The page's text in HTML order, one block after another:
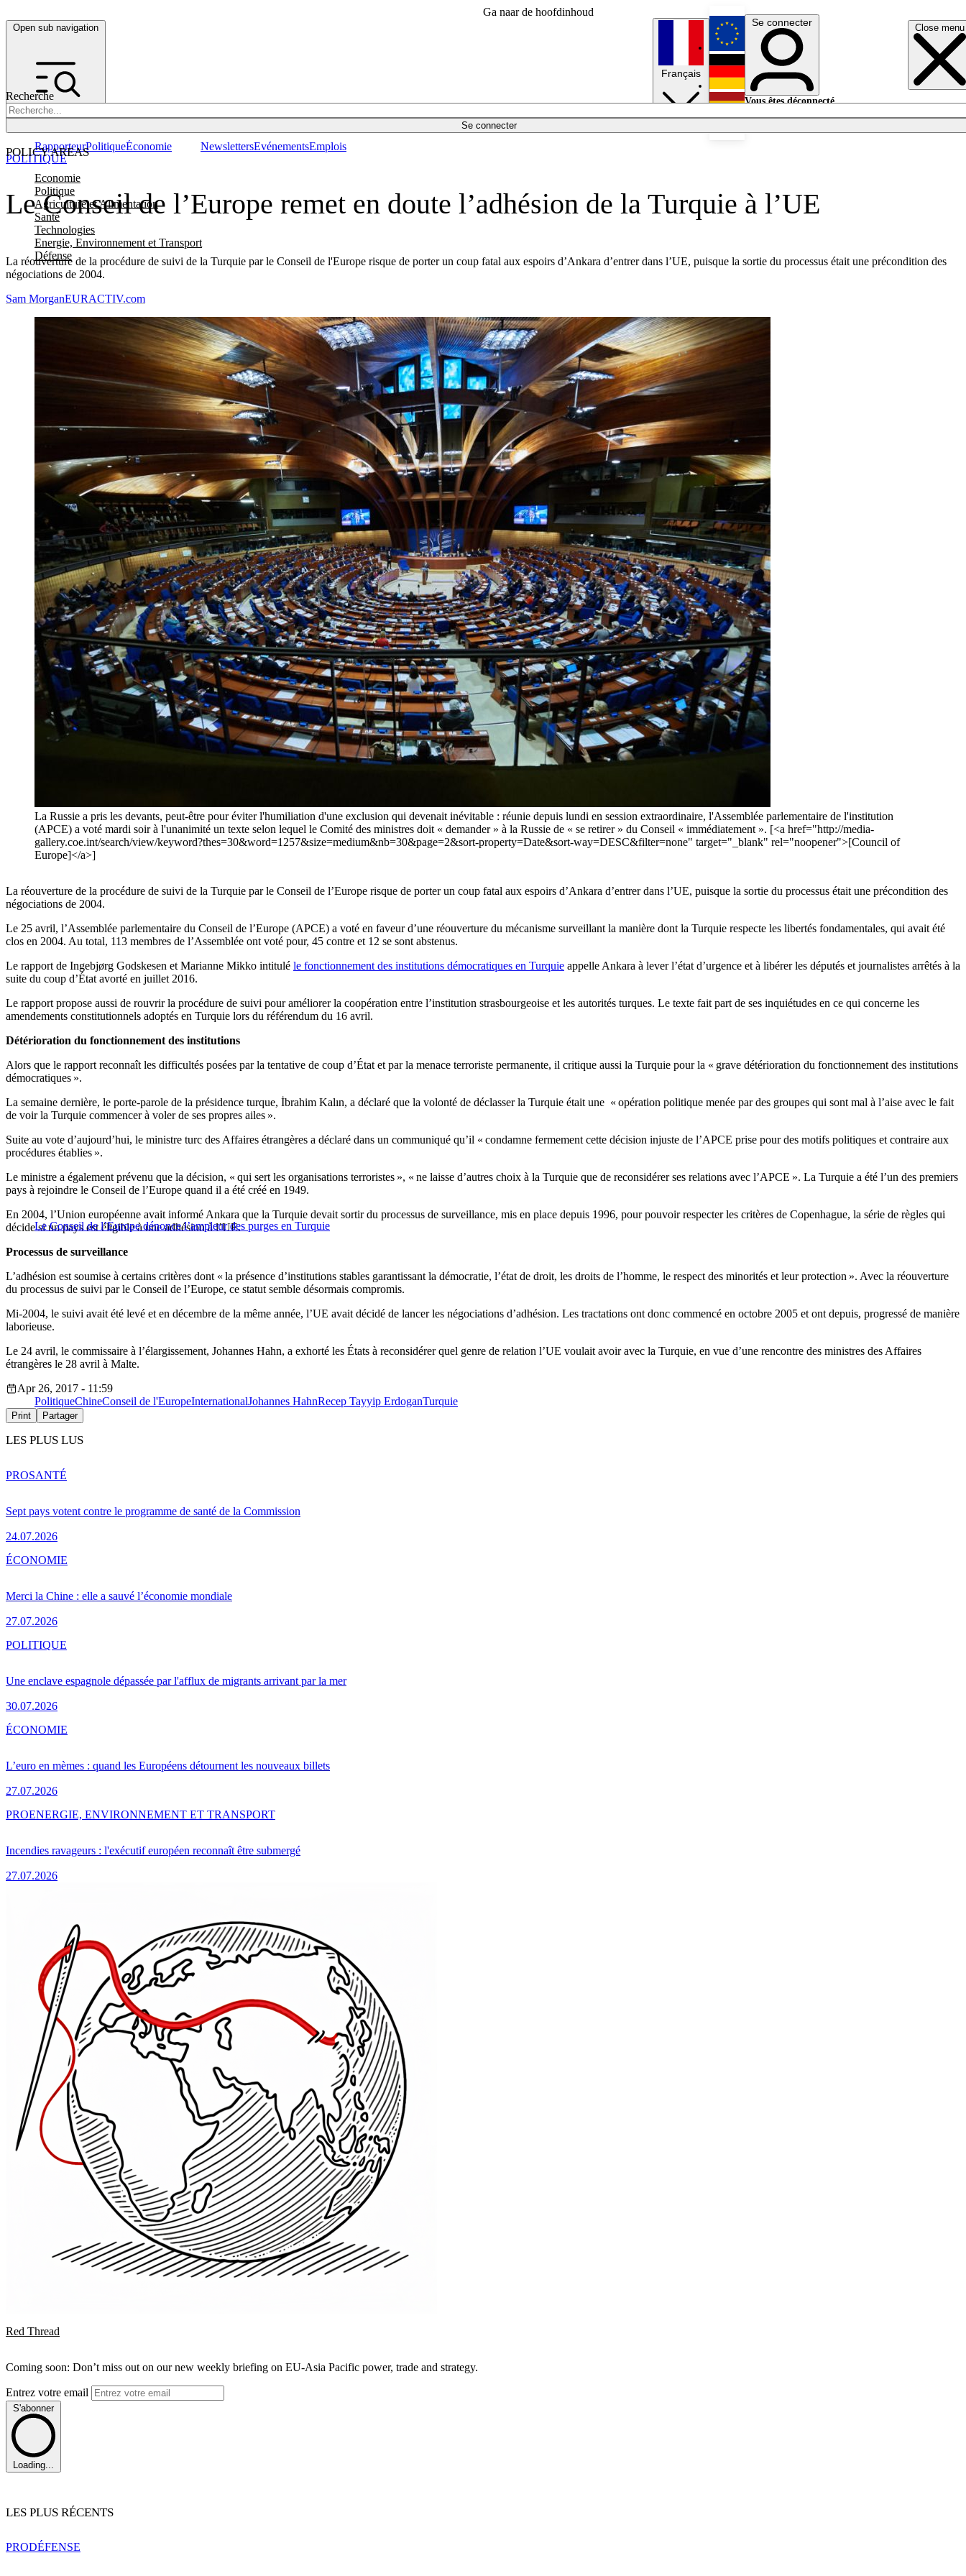
Ga naar de hoofdinhoud
Open sub navigation Close menu
Recherche
Se connecter
POLICY AREAS
Economie
Politique
Agriculture et Alimentation
Santé
Technologies
Energie, Environnement et Transport
Défense
RapporteurPolitiqueÉconomie NewslettersEvénementsEmplois
Français
English
Deutsch
Se connecter
Vous êtes déconnecté.
Le Conseil de l’Europe remet en doute l’adhésion de la Turquie à l’UE
La réouverture de la procédure de suivi de la Turquie par le Conseil de l'Europe risque de porter un coup fatal aux espoirs d’Ankara d’entrer dans l’UE, puisque la sortie du processus était une précondition des
négociations de 2004.
POLITIQUE
Sam MorganEURACTIV.com
La Russie a pris les devants, peut-être pour éviter l'humiliation d'une exclusion qui devenait inévitable : réunie depuis lundi en session extraordinaire, l'Assemblée parlementaire de l'institution
(APCE) a voté mardi soir à l'unanimité un texte selon lequel le Comité des ministres doit « demander » à la Russie de « se retirer » du Conseil « immédiatement ». [<a href="http://media-
gallery.coe.int/search/view/keyword?thes=30&word=1257&size=medium&nb=30&page=2&sort-property=Date&sort-way=DESC&filter=none" target="_blank" rel="noopener">[Council of
Europe]</a>]
La réouverture de la procédure de suivi de la Turquie par le Conseil de l’Europe risque de porter un coup fatal aux espoirs d’Ankara d’entrer dans l’UE, puisque la sortie du processus était une précondition des
négociations de 2004.
Le 25 avril, l’Assemblée parlementaire du Conseil de l’Europe (APCE) a voté en faveur d’une réouverture du mécanisme surveillant la manière dont la Turquie respecte les libertés fondamentales, qui avait été
clos en 2004. Au total, 113 membres de l’Assemblée ont voté pour, 45 contre et 12 se sont abstenus.
Le rapport de Ingebjørg Godskesen et Marianne Mikko intitulé le fonctionnement des institutions démocratiques en Turquie appelle Ankara à lever l’état d’urgence et à libérer les députés et journalistes arrêtés à la
suite du coup d’État avorté en juillet 2016.
Le rapport propose aussi de rouvrir la procédure de suivi pour améliorer la coopération entre l’institution strasbourgeoise et les autorités turques. Le texte fait part de ses inquiétudes en ce qui concerne les
amendements constitutionnels adoptés en Turquie lors du référendum du 16 avril.
Détérioration du fonctionnement des institutions
Alors que le rapport reconnaît les difficultés posées par la tentative de coup d’État et par la menace terroriste permanente, il critique aussi la Turquie pour la « grave détérioration du fonctionnement des institutions
démocratiques ».
La semaine dernière, le porte-parole de la présidence turque, İbrahim Kalın, a déclaré que la volonté de déclasser la Turquie était une « opération politique menée par des groupes qui sont mal à l’aise avec le fait
de voir la Turquie commencer à voler de ses propres ailes ».
Suite au vote d’aujourd’hui, le ministre turc des Affaires étrangères a déclaré dans un communiqué qu’il « condamne fermement cette décision injuste de l’APCE prise pour des motifs politiques et contraire aux
procédures établies ».
Le ministre a également prévenu que la décision, « qui sert les organisations terroristes », « ne laisse d’autres choix à la Turquie que de reconsidérer ses relations avec l’APCE ». La Turquie a été l’un des premiers
pays à rejoindre le Conseil de l’Europe quand il a été créé en 1949.
Le Conseil de l’Europe dénonce l’ampleur des purges en Turquie
En 2004, l’Union européenne avait informé Ankara que la Turquie devait sortir du processus de surveillance, mis en place depuis 1996, pour pouvoir respecter les critères de Copenhague, la série de règles qui
décide si un pays est éligible à une adhésion à l’UE.
Processus de surveillance
L’adhésion est soumise à certains critères dont « la présence d’institutions stables garantissant la démocratie, l’état de droit, les droits de l’homme, le respect des minorités et leur protection ». Avec la réouverture
du processus de suivi par le Conseil de l’Europe, ce statut semble désormais compromis.
Mi-2004, le suivi avait été levé et en décembre de la même année, l’UE avait décidé de lancer les négociations d’adhésion. Les tractations ont donc commencé en octobre 2005 et ont depuis, progressé de manière
laborieuse.
Le 24 avril, le commissaire à l’élargissement, Johannes Hahn, a exhorté les États à reconsidérer quel genre de relation l’UE voulait avoir avec la Turquie, en vue d’une rencontre des ministres des Affaires
étrangères le 28 avril à Malte.
Apr 26, 2017 - 11:59
PolitiqueChineConseil de l'EuropeInternationalJohannes HahnRecep Tayyip ErdoganTurquie
Print Partager
LES PLUS LUS
Sept pays votent contre le programme de santé de la Commission
24.07.2026
PROSANTÉ
Merci la Chine : elle a sauvé l’économie mondiale
27.07.2026
ÉCONOMIE
Une enclave espagnole dépassée par l'afflux de migrants arrivant par la mer
30.07.2026
POLITIQUE
L’euro en mèmes : quand les Européens détournent les nouveaux billets
27.07.2026
ÉCONOMIE
Incendies ravageurs : l'exécutif européen reconnaît être submergé
27.07.2026
PROENERGIE, ENVIRONNEMENT ET TRANSPORT
Red Thread
Coming soon: Don’t miss out on our new weekly briefing on EU-Asia Pacific power, trade and strategy.
Entrez votre email
S'abonner
Loading...
LES PLUS RÉCENTS
PRODÉFENSE